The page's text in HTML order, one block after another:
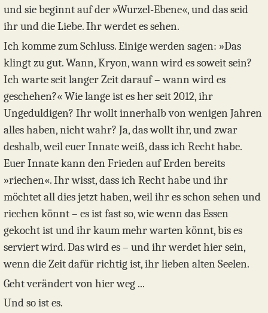
und sie beginnt auf der »Wurzel-Ebene«, und das seid
ihr und die Liebe. Ihr werdet es sehen.
Ich komme zum Schluss. Einige werden sagen: »Das
klingt zu gut. Wann, Kryon, wann wird es soweit sein?
Ich warte seit langer Zeit darauf – wann wird es
geschehen?« Wie lange ist es her seit 2012, ihr
Ungeduldigen? Ihr wollt innerhalb von wenigen Jahren
alles haben, nicht wahr? Ja, das wollt ihr, und zwar
deshalb, weil euer Innate weiß, dass ich Recht habe.
Euer Innate kann den Frieden auf Erden bereits
»riechen«. Ihr wisst, dass ich Recht habe und ihr
möchtet all dies jetzt haben, weil ihr es schon sehen und
riechen könnt – es ist fast so, wie wenn das Essen
gekocht ist und ihr kaum mehr warten könnt, bis es
serviert wird. Das wird es – und ihr werdet hier sein,
wenn die Zeit dafür richtig ist, ihr lieben alten Seelen.
Geht verändert von hier weg ...
Und so ist es.